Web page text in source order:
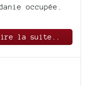
occupée.
la suite..